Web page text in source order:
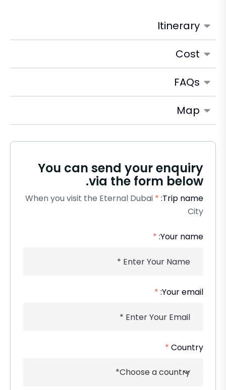
Itinerary
Cost
FAQs
Map
You can send your enquiry
via the form below.
Trip name:
*
When you visit the Eternal Dubai
City
Your name:
*
Your email:
*
Country
*